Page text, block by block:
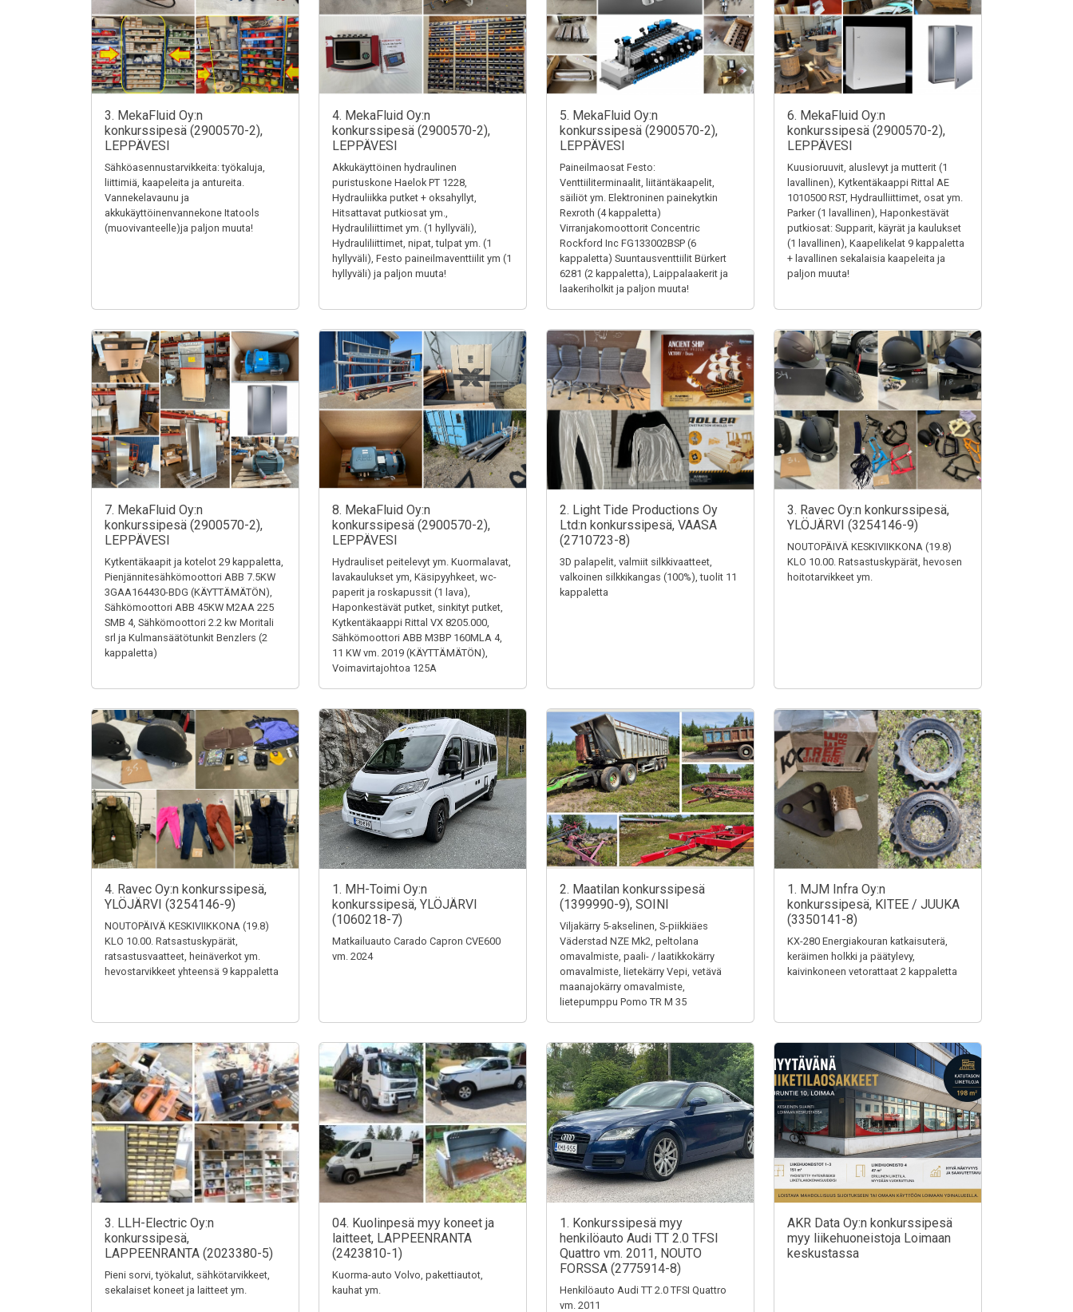
3. MekaFluid Oy:n
konkurssipesä (2900570-2),
LEPPÄVESI
Sähköasennustarvikkeita: työkaluja,
liittimiä, kaapeleita ja antureita.
Vannekelavaunu ja
akkukäyttöinenvannekone Itatools
(muovivanteelle)ja paljon muuta!
4. MekaFluid Oy:n
konkurssipesä (2900570-2),
LEPPÄVESI
Akkukäyttöinen hydraulinen
puristuskone Haelok PT 1228,
Hydrauliikka putket + oksahyllyt,
Hitsattavat putkiosat ym.,
Hydrauliliittimet ym. (1 hyllyväli),
Hydrauliliittimet, nipat, tulpat ym. (1
hyllyväli), Festo paineilmaventtiilit ym (1
hyllyväli) ja paljon muuta!
5. MekaFluid Oy:n
konkurssipesä (2900570-2),
LEPPÄVESI
Paineilmaosat Festo:
Venttiiliterminaalit, liitäntäkaapelit,
säiliöt ym. Elektroninen painekytkin
Rexroth (4 kappaletta)
Virranjakomoottorit Concentric
Rockford Inc FG133002BSP (6
kappaletta) Suuntausventtiilit Bürkert
6281 (2 kappaletta), Laippalaakerit ja
laakeriholkit ja paljon muuta!
6. MekaFluid Oy:n
konkurssipesä (2900570-2),
LEPPÄVESI
Kuusioruuvit, aluslevyt ja mutterit (1
lavallinen), Kytkentäkaappi Rittal AE
1010500 RST, Hydraulliittimet, osat ym.
Parker (1 lavallinen), Haponkestävät
putkiosat: Supparit, käyrät ja kaulukset
(1 lavallinen), Kaapelikelat 9 kappaletta
+ lavallinen sekalaisia kaapeleita ja
paljon muuta!
7. MekaFluid Oy:n
konkurssipesä (2900570-2),
LEPPÄVESI
Kytkentäkaapit ja kotelot 29 kappaletta,
Pienjännitesähkömoottori ABB 7.5KW
3GAA164430-BDG (KÄYTTÄMÄTÖN),
Sähkömoottori ABB 45KW M2AA 225
SMB 4, Sähkömoottori 2.2 kw Moritali
srl ja Kulmansäätötunkit Benzlers (2
kappaletta)
8. MekaFluid Oy:n
konkurssipesä (2900570-2),
LEPPÄVESI
Hydrauliset peitelevyt ym. Kuormalavat,
lavakaulukset ym, Käsipyyhkeet, wc-
paperit ja roskapussit (1 lava),
Haponkestävät putket, sinkityt putket,
Kytkentäkaappi Rittal VX 8205.000,
Sähkömoottori ABB M3BP 160MLA 4,
11 KW vm. 2019 (KÄYTTÄMÄTÖN),
Voimavirtajohtoa 125A
2. Light Tide Productions Oy
Ltd:n konkurssipesä, VAASA
(2710723-8)
3D palapelit, valmiit silkkivaatteet,
valkoinen silkkikangas (100%), tuolit 11
kappaletta
3. Ravec Oy:n konkurssipesä,
YLÖJÄRVI (3254146-9)
NOUTOPÄIVÄ KESKIVIIKKONA (19.8)
KLO 10.00. Ratsastuskypärät, hevosen
hoitotarvikkeet ym.
4. Ravec Oy:n konkurssipesä,
YLÖJÄRVI (3254146-9)
NOUTOPÄIVÄ KESKIVIIKKONA (19.8)
KLO 10.00. Ratsastuskypärät,
ratsastusvaatteet, heinäverkot ym.
hevostarvikkeet yhteensä 9 kappaletta
1. MH-Toimi Oy:n
konkurssipesä, YLÖJÄRVI
(1060218-7)
Matkailuauto Carado Capron CVE600
vm. 2024
2. Maatilan konkurssipesä
(1399990-9), SOINI
Viljakärry 5-akselinen, S-piikkiäes
Väderstad NZE Mk2, peltolana
omavalmiste, paali- / laatikkokärry
omavalmiste, lietekärry Vepi, vetävä
maanajokärry omavalmiste,
lietepumppu Pomo TR M 35
1. MJM Infra Oy:n
konkurssipesä, KITEE / JUUKA
(3350141-8)
KX-280 Energiakouran katkaisuterä,
keräimen holkki ja päätylevy,
kaivinkoneen vetorattaat 2 kappaletta
3. LLH-Electric Oy:n
konkurssipesä,
LAPPEENRANTA (2023380-5)
Pieni sorvi, työkalut, sähkötarvikkeet,
sekalaiset koneet ja laitteet ym.
04. Kuolinpesä myy koneet ja
laitteet, LAPPEENRANTA
(2423810-1)
Kuorma-auto Volvo, pakettiautot,
kauhat ym.
1. Konkurssipesä myy
henkilöauto Audi TT 2.0 TFSI
Quattro vm. 2011, NOUTO
FORSSA (2775914-8)
Henkilöauto Audi TT 2.0 TFSI Quattro
vm. 2011
AKR Data Oy:n konkurssipesä
myy liikehuoneistoja Loimaan
keskustassa